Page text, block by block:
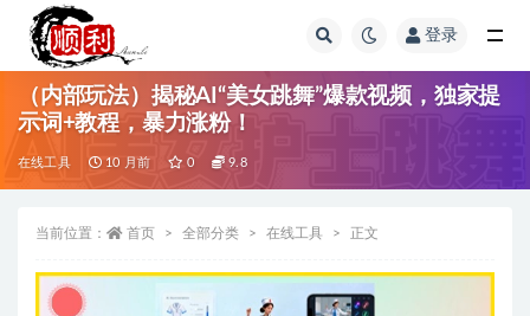
登录
（内部玩法）揭秘AI“美女跳舞”爆款视频，独家提
示词+教程，暴力涨粉！
在线工具 10 月前 0 9.8
当前位置： 首页 全部分类 在线工具 正文
全部